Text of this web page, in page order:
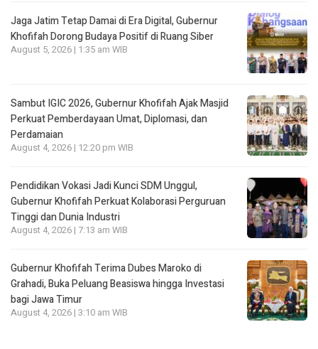
Jaga Jatim Tetap Damai di Era Digital, Gubernur
Khofifah Dorong Budaya Positif di Ruang Siber
August 5, 2026 | 1:35 am WIB
Sambut IGIC 2026, Gubernur Khofifah Ajak Masjid
Perkuat Pemberdayaan Umat, Diplomasi, dan
Perdamaian
August 4, 2026 | 12:20 pm WIB
Pendidikan Vokasi Jadi Kunci SDM Unggul,
Gubernur Khofifah Perkuat Kolaborasi Perguruan
Tinggi dan Dunia Industri
August 4, 2026 | 7:13 am WIB
Gubernur Khofifah Terima Dubes Maroko di
Grahadi, Buka Peluang Beasiswa hingga Investasi
bagi Jawa Timur
August 4, 2026 | 3:10 am WIB